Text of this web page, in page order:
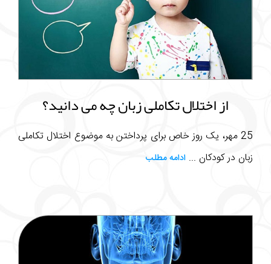
از اختلال تکاملی زبان چه می دانید؟
25 مهر، یک روز خاص برای پرداختن به موضوع اختلال تکاملی
زبان در کودکان ... ادامه مطلب